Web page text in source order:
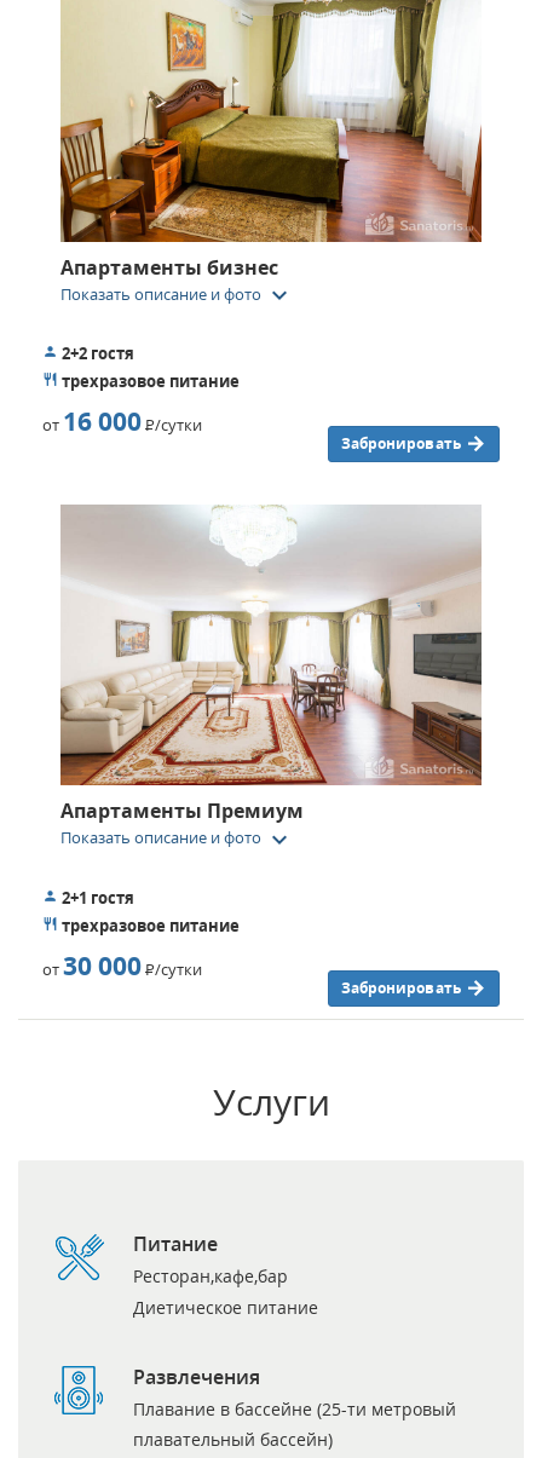
Апартаменты бизнес
Показать описание и фото keyboard_arrow_down
2+2 гостя
трехразовое питание
от 16 000Р/сутки
Забронировать
Апартаменты Премиум
Показать описание и фото keyboard_arrow_down
2+1 гостя
трехразовое питание
от30 000Р/сутки
Забронировать
Услуги
Питание
Ресторан,кафе,бар
Диетическое питание
Развлечения
Плавание в бассейне (25-ти метровый
плавательный бассейн)